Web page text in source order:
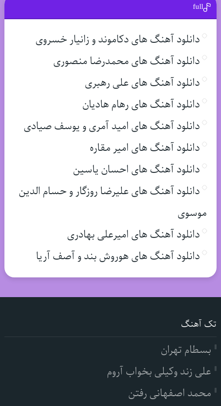
full
دانلود آهنگ های دکاموند و زانیار خسروی
دانلود آهنگ های محمدرضا منصوری
دانلود آهنگ های علی رهبری
دانلود آهنگ های رهام هادیان
دانلود آهنگ های امید آمری و یوسف صیادی
دانلود آهنگ های امیر مقاره
دانلود آهنگ های احسان یاسین
دانلود آهنگ های علیرضا روزگار و حسام الدین
موسوی
دانلود آهنگ های امیرعلی بهادری
دانلود آهنگ های هوروش بند و آصف آریا
تک آهنگ
بسطام تهران
علی زند وکیلی بخواب آروم
محمد اصفهانی رفتن